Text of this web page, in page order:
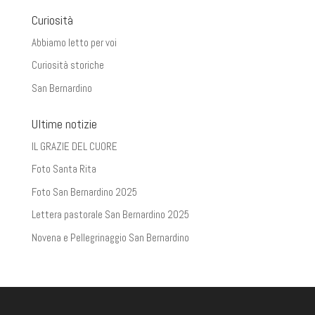
Curiosità
Abbiamo letto per voi
Curiosità storiche
San Bernardino
Ultime notizie
IL GRAZIE DEL CUORE
Foto Santa Rita
Foto San Bernardino 2025
Lettera pastorale San Bernardino 2025
Novena e Pellegrinaggio San Bernardino